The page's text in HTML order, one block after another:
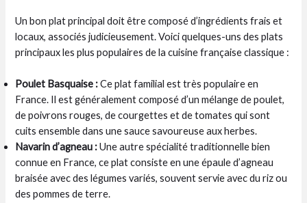
Un bon plat principal doit être composé d’ingrédients frais et
locaux, associés judicieusement. Voici quelques-uns des plats
principaux les plus populaires de la cuisine française classique :
Poulet Basquaise :Ce plat familial est très populaire en
France. Il est généralement composé d’un mélange de poulet,
de poivrons rouges, de courgettes et de tomates qui sont
cuits ensemble dans une sauce savoureuse aux herbes.
Navarin d’agneau :Une autre spécialité traditionnelle bien
connue en France, ce plat consiste en une épaule d’agneau
braisée avec des légumes variés, souvent servie avec du riz ou
des pommes de terre.